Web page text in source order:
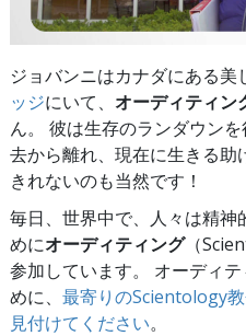
ジョバンニはカナダにある美
ッジにいて、 オーディティン
ん。 彼は生存のランダウン
去から離れ、現在に生きる助
きれないのも当然です！
毎日、世界中で、人々は精神
めにオーディティング（
参加しています。 オーディ
めに、 最寄りのScientology
見付けてください。